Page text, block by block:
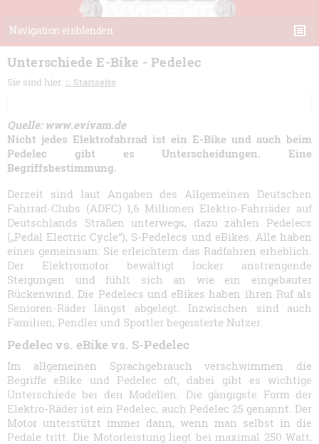
Navigation einblenden
Unterschiede E-Bike - Pedelec
Sie sind hier: ⌂ Startseite
Quelle: www.evivam.de
Nicht jedes Elektrofahrrad ist ein E-Bike und auch beim
Pedelec gibt es Unterscheidungen. Eine
Begriffsbestimmung.
Derzeit sind laut Angaben des Allgemeinen Deutschen
Fahrrad-Clubs (ADFC) 1,6 Millionen Elektro-Fahrräder auf
Deutschlands Straßen unterwegs, dazu zählen Pedelecs
(„Pedal Electric Cycle“), S-Pedelecs und eBikes. Alle haben
eines gemeinsam: Sie erleichtern das Radfahren erheblich.
Der Elektromotor bewältigt locker anstrengende
Steigungen und fühlt sich an wie ein eingebauter
Rückenwind. Die Pedelecs und eBikes haben ihren Ruf als
Senioren-Räder längst abgelegt. Inzwischen sind auch
Familien, Pendler und Sportler begeisterte Nutzer.
Pedelec vs. eBike vs. S-Pedelec
Im allgemeinen Sprachgebrauch verschwimmen die
Begriffe eBike und Pedelec oft, dabei gibt es wichtige
Unterschiede bei den Modellen. Die gängigste Form der
Elektro-Räder ist ein Pedelec, auch Pedelec 25 genannt. Der
Motor unterstützt immer dann, wenn man selbst in die
Pedale tritt. Die Motorleistung liegt bei maximal 250 Watt,